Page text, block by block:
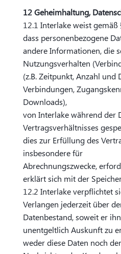
12 Geheimhaltung,
12.1 Interlake weist gemäß
dass personenbezogene
andere Informationen, die
Nutzungsverhalten
(z.B. Zeitpunkt, Anzahl und
Verbindungen,
Downloads),
von Interlake während der
Vertragsverhältnisses
dies zur Erfüllung des
insbesondere für
Abrechnungszwecke,
erklärt sich mit der
12.2 Interlake verpflichtet
Verlangen jederzeit über
Datenbestand, soweit er
unentgeltlich Auskunft zu
weder diese Daten noch